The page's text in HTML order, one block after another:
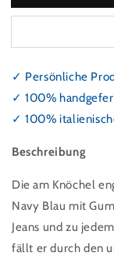
✓ Persönliche
✓ 100%
✓ 100%
Beschreibung
Die am Knöchel
Navy Blau mit
Jeans und zu
fällt er durch den